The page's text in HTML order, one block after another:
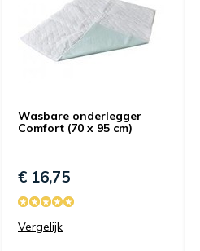
Wasbare onderlegger
Comfort (70 x 95 cm)
€ 16,75
Vergelijk